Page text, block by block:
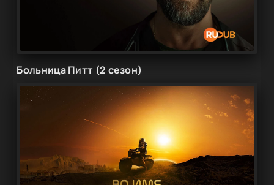
Больница Питт (2 сезон)